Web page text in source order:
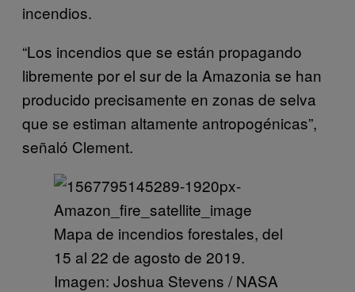
incendios.
“Los incendios que se están propagando
libremente por el sur de la Amazonia se han
producido precisamente en zonas de selva
que se estiman altamente antropogénicas”,
señaló Clement.
Mapa de incendios forestales, del
15 al 22 de agosto de 2019.
Imagen: Joshua Stevens / NASA